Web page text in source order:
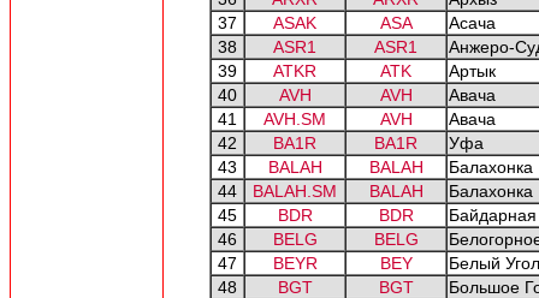
37
ASAK ASA
Асача
38
ASR1 ASR1
Анжеро-
39
ATKR ATK
Артык
40
AVH AVH
Авача
41
AVH.SM AVH
Авача
42
BA1R BA1R
Уфа
43
BALAH BALAH
Балахонка
44
BALAH.SM BALAH
Балахонка
45
BDR BDR
Байдарная
46
BELG BELG
47
BEYR BEY
Белый
48
BGT BGT
Большое